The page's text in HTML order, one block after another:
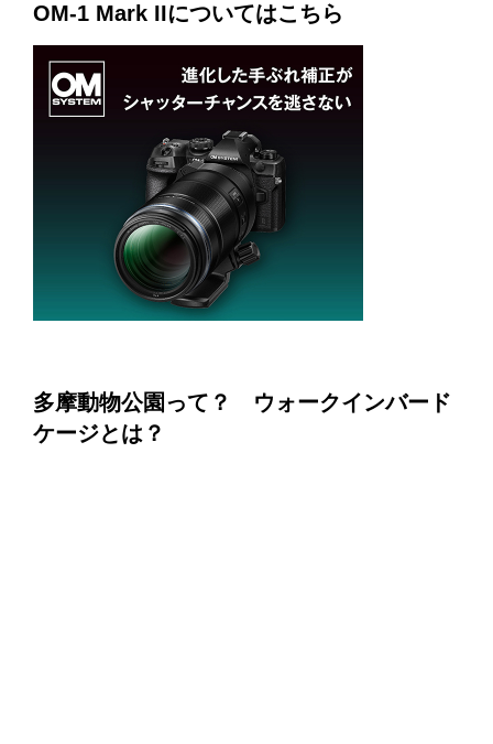
OM-1 Mark IIについてはこちら
多摩動物公園って？
ウォークインバード
ケージとは？